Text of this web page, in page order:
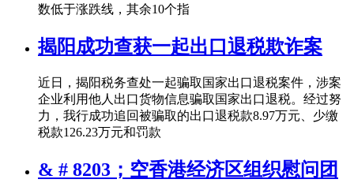
数低于涨跌线，其余10个指
揭阳成功查获一起出口退税欺诈案
近日，揭阳税务查处一起骗取国家出口退税案件，涉案
企业利用他人出口货物信息骗取国家出口退税。经过努
力，我行成功追回被骗取的出口退税款8.97万元、少缴
税款126.23万元和罚款
& # 8203；空香港经济区组织慰问团